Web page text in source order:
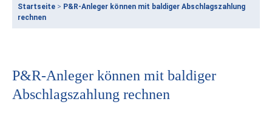
Startseite > P&R-Anleger können mit baldiger Abschlagszahlung
rechnen
P&R-Anleger können mit baldiger
Abschlagszahlung rechnen